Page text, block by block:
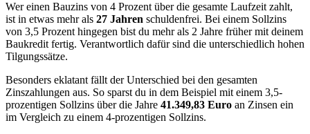
Wer einen Bauzins von 4 Prozent über die gesamte Laufzeit zahlt,
ist in etwas mehr als 27 Jahren schuldenfrei. Bei einem Sollzins
von 3,5 Prozent hingegen bist du mehr als 2 Jahre früher mit deinem
Baukredit fertig. Verantwortlich dafür sind die unterschiedlich hohen
Tilgungssätze.
Besonders eklatant fällt der Unterschied bei den gesamten
Zinszahlungen aus. So sparst du in dem Beispiel mit einem 3,5-
prozentigen Sollzins über die Jahre 41.349,83 Euro an Zinsen ein
im Vergleich zu einem 4-prozentigen Sollzins.